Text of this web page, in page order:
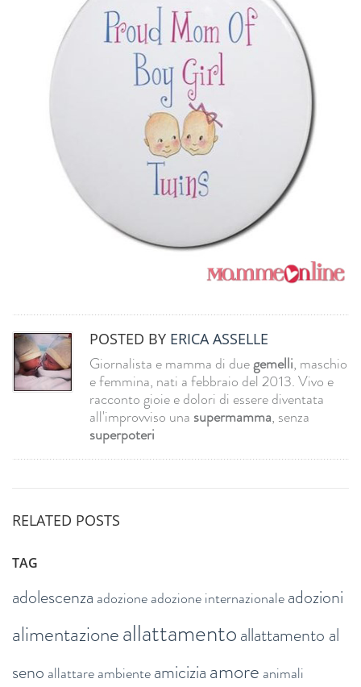
POSTED BY ERICA ASSELLE
Giornalista e mamma di duegemelli, maschio
e femmina, nati a febbraio del 2013. Vivo e
racconto gioie e dolori di essere diventata
all'improvviso una supermamma, senza
superpoteri
RELATED POSTS
TAG
adolescenza adozioneadozione internazionaleadozioni
alimentazioneallattamentoallattamento al
seno allattareambienteamiciziaamore animali